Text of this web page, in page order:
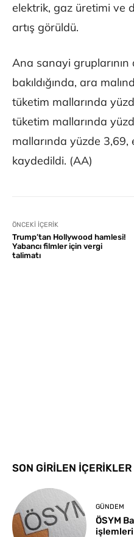
elektrik, gaz üretimi ve
artış görüldü.
Ana sanayi gruplarının
bakıldığında, ara
tüketim mallarında
tüketim mallarında
mallarında yüzde 3,69,
kaydedildi. (AA)
ÖNCEKI İÇERIK
Trump’tan Hollywood hamlesi!
Yabancı filmler için vergi
talimatı
SON GİRİLEN İÇERİKLER
GÜNDEM
ÖSYM
işlemleri